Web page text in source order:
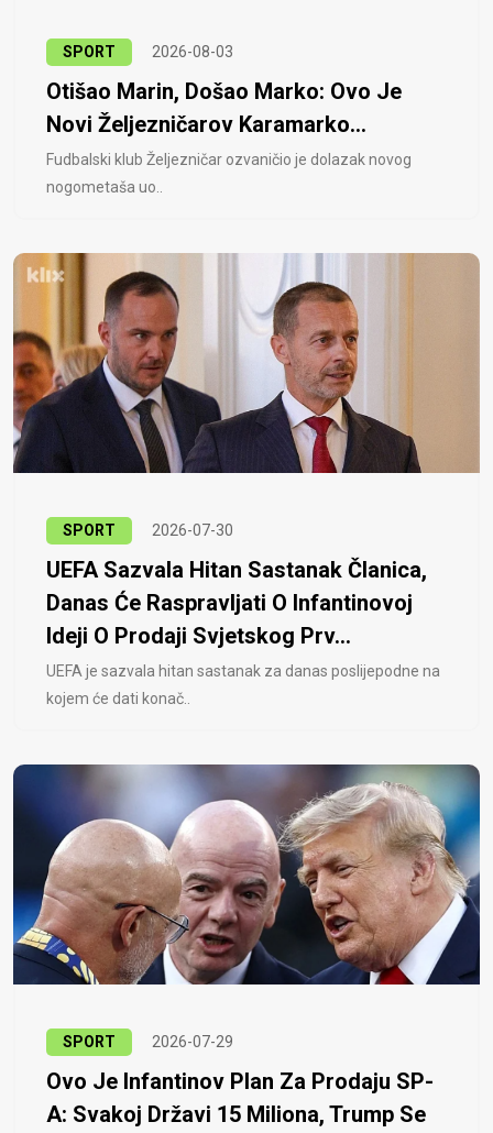
SPORT 2026-08-03
Otišao Marin, Došao Marko: Ovo Je
Novi Željezničarov Karamarko...
Fudbalski klub Željezničar ozvaničio je dolazak novog
nogometaša uo..
SPORT 2026-07-30
UEFA Sazvala Hitan Sastanak Članica,
Danas Će Raspravljati O Infantinovoj
Ideji O Prodaji Svjetskog Prv...
UEFA je sazvala hitan sastanak za danas poslijepodne na
kojem će dati konač..
SPORT 2026-07-29
Ovo Je Infantinov Plan Za Prodaju SP-
A: Svakoj Državi 15 Miliona, Trump Se